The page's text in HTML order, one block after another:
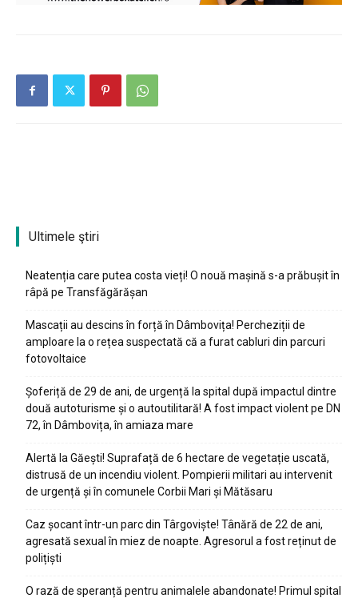
Ultimele ştiri
Neatenția care putea costa vieți! O nouă mașină s-a prăbușit în
râpă pe Transfăgărășan
Mascații au descins în forță în Dâmbovița! Percheziții de
amploare la o rețea suspectată că a furat cabluri din parcuri
fotovoltaice
Șoferiță de 29 de ani, de urgență la spital după impactul dintre
două autoturisme și o autoutilitară! A fost impact violent pe DN
72, în Dâmbovița, în amiaza mare
Alertă la Găești! Suprafață de 6 hectare de vegetație uscată,
distrusă de un incendiu violent. Pompierii militari au intervenit
de urgență și în comunele Corbii Mari și Mătăsaru
Caz șocant într-un parc din Târgoviște! Tânără de 22 de ani,
agresată sexual în miez de noapte. Agresorul a fost reținut de
polițiști
O rază de speranță pentru animalele abandonate! Primul spital